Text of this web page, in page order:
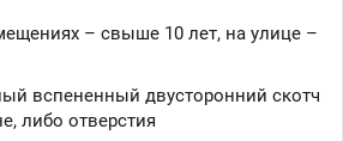
– свыше 10 лет, на улице –
вспененный двусторонний скотч
либо отверстия